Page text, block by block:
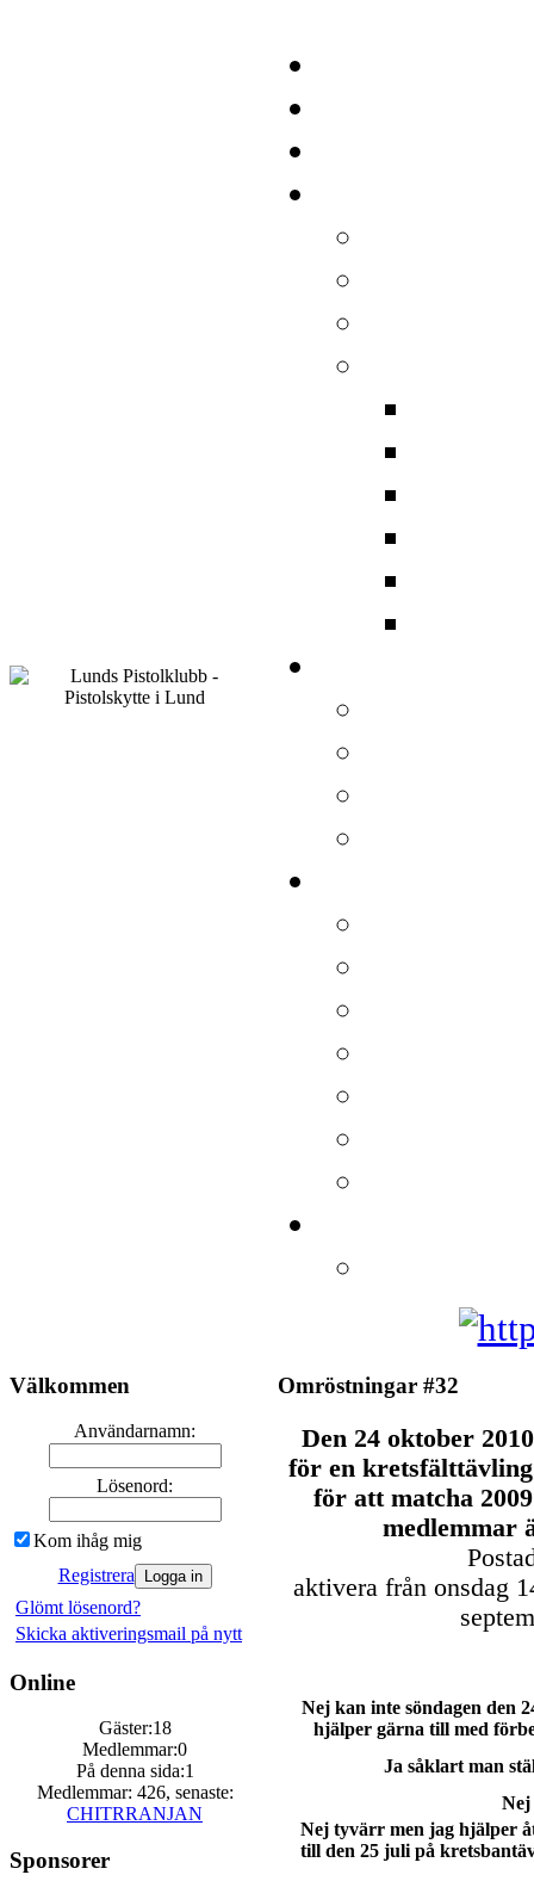
Välkommen
Användarnamn:
Lösenord:
Kom ihåg mig
Registrera
Glömt lösenord?
Skicka aktiveringsmail på nytt
Online
Gäster:18
Medlemmar:0
På denna sida:1
Medlemmar: 426, senaste:
CHITRRANJAN
Sponsorer
Omröstningar #32
Den 24 oktober
för en
för att matcha
medlemmar
aktivera från onsdag
Nej kan inte söndagen den
hjälper gärna till med
Ja såklart man
Nej
Nej tyvärr men jag hjälper
till den 25 juli på